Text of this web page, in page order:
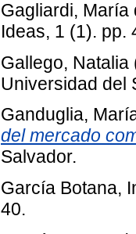
Gagliardi, María
Ideas, 1 (1). pp.
Gallego, Natalia
Universidad del
Ganduglia,
del mercado
Salvador.
García Botana,
40.